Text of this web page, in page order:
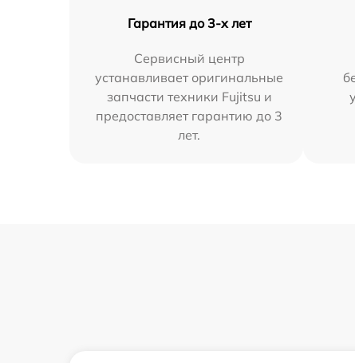
Гарантия до 3-х лет
Сервисный центр
устанавливает оригинальные
запчасти техники Fujitsu и
предоставляет гарантию до 3
лет.